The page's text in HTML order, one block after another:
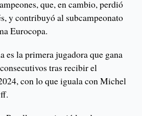
que, en cambio, perdió
y contribuyó al subcampeonato
Eurocopa.
es la primera jugadora que gana
tras recibir el
con lo que iguala con Michel